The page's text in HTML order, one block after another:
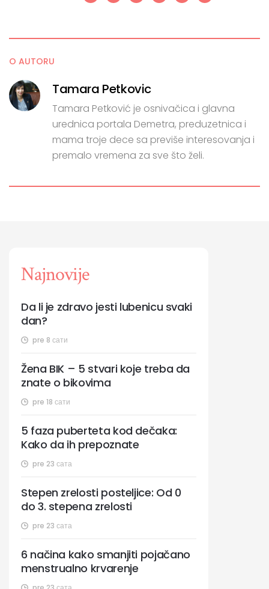
O AUTORU
Tamara Petkovic
Tamara Petković je osnivačica i glavna
urednica portala Demetra, preduzetnica i
mama troje dece sa previše interesovanja i
premalo vremena za sve što želi.
Najnovije
pre 8 сати
Da li je zdravo jesti lubenicu svaki
dan?
pre 18 сати
Žena BIK – 5 stvari koje treba da
znate o bikovima
pre 23 сата
5 faza puberteta kod dečaka:
Kako da ih prepoznate
pre 23 сата
Stepen zrelosti posteljice: Od 0
do 3. stepena zrelosti
6 načina kako smanjiti pojačano
menstrualno krvarenje